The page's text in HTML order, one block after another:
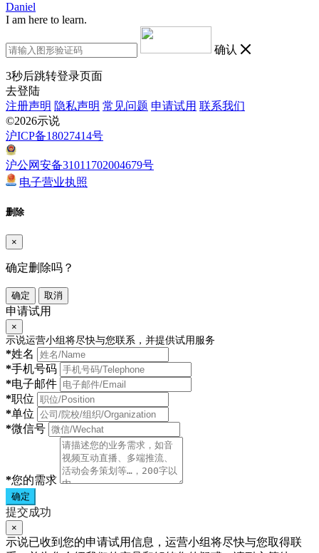
Daniel
I am here to learn.
确认
3秒后跳转登录页面
去登陆
注册声明 隐私声明 常见问题 申请试用 联系我们
©2026示说
沪ICP备18027414号
沪公网安备31011702004679号
电子营业执照
删除
×
确定删除吗？
确定 取消
申请试用
×
示说运营小组将尽快与您联系，并提供试用服务
*姓名
*手机号码
*电子邮件
*职位
*单位
*微信号
*您的需求
确定
提交成功
×
示说已收到您的申请试用信息，运营小组将尽快与您取得联